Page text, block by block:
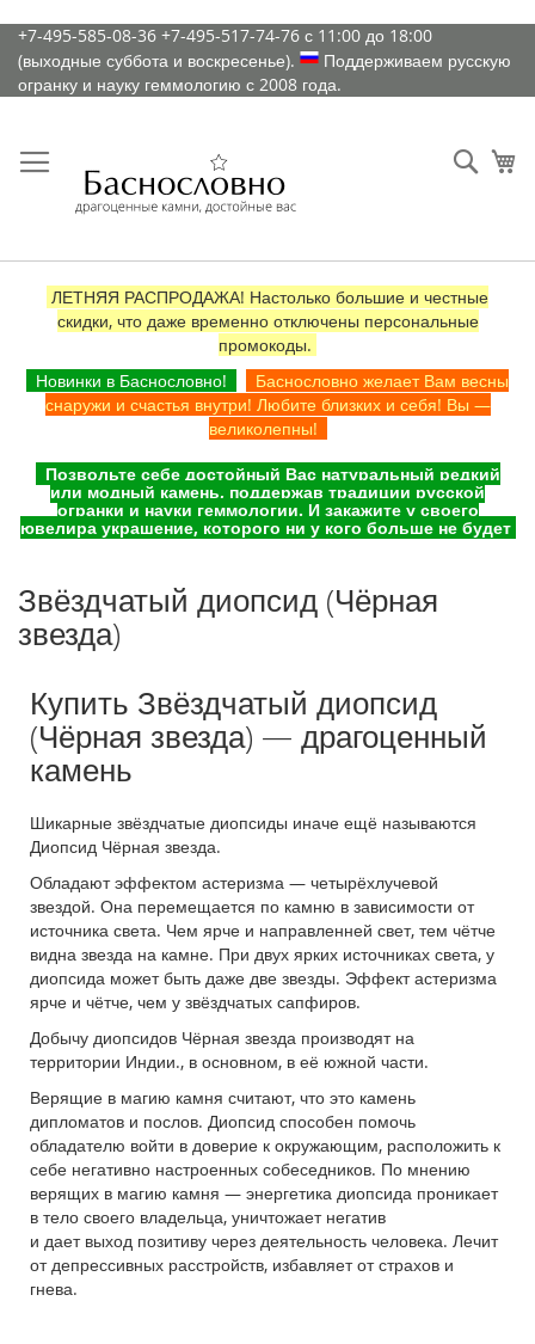
К
содержимому
+7-495-585-08-36 +7-495-517-74-76 с 11:00 до 18:00
(выходные суббота и воскресенье).
Поддерживаем русскую
огранку и науку геммологию с 2008 года.
ЛЕТНЯЯ РАСПРОДАЖА! Настолько большие и честные
скидки, что даже временно отключены персональные
промокоды.
Новинки в Баснословно!
Баснословно желает Вам весны
снаружи и счастья внутри! Любите близких и себя! Вы —
великолепны!
Позвольте себе достойный Вас натуральный редкий
или модный камень, поддержав традиции русской
огранки и науки геммологии. И закажите у своего
ювелира украшение, которого ни у кого больше не будет
Звёздчатый диопсид (Чёрная
звезда)
Купить Звёздчатый диопсид
(Чёрная звезда) — драгоценный
камень
Шикарные звёздчатые диопсиды иначе ещё называются
Диопсид Чёрная звезда.
Обладают эффектом астеризма — четырёхлучевой
звездой. Она перемещается по камню в зависимости от
источника света. Чем ярче и направленней свет, тем чётче
видна звезда на камне. При двух ярких источниках света, у
диопсида может быть даже две звезды. Эффект астеризма
ярче и чётче, чем у звёздчатых сапфиров.
Добычу диопсидов Чёрная звезда производят на
территории Индии., в основном, в её южной части.
Верящие в магию камня считают, что это камень
дипломатов и послов. Диопсид способен помочь
обладателю войти в доверие к окружающим, расположить к
себе негативно настроенных собеседников. По мнению
верящих в магию камня — энергетика диопсида проникает
в тело своего владельца, уничтожает негатив
и дает выход позитиву через деятельность человека. Лечит
от депрессивных расстройств, избавляет от страхов и
гнева.